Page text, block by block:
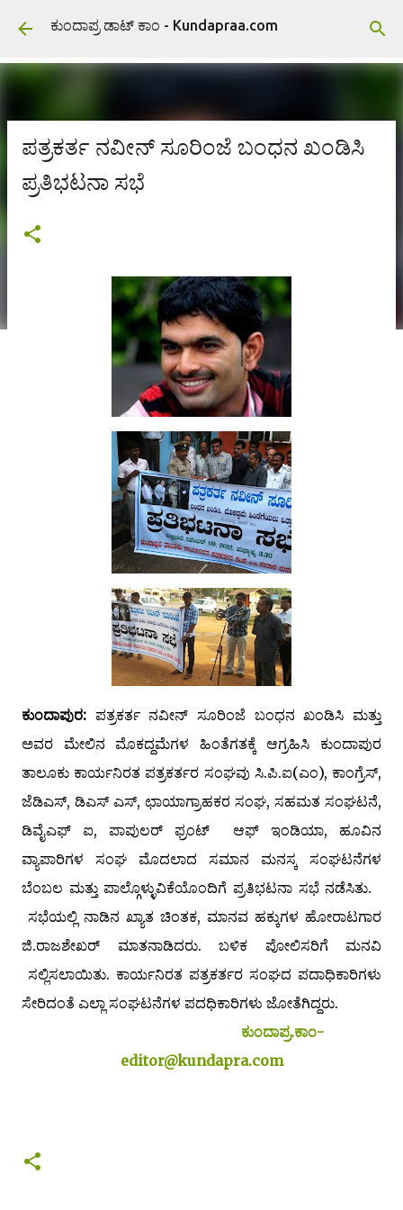
ವಿಷಯಕ್ಕೆ ಹೋಗಿ
ಕುಂದಾಪ್ರ ಡಾಟ್ ಕಾಂ - Kundapraa.com
ಪತ್ರಕರ್ತ ನವೀನ್ ಸೂರಿಂಜೆ ಬಂಧನ ಖಂಡಿಸಿ
ಪ್ರತಿಭಟನಾ ಸಭೆ
ಕುಂದಾಪುರ: ಪತ್ರಕರ್ತ ನವೀನ್ ಸೂರಿಂಜೆ ಬಂಧನ ಖಂಡಿಸಿ ಮತ್ತು
ಅವರ ಮೇಲಿನ ಮೊಕದ್ದಮೆಗಳ ಹಿಂತೆಗತಕ್ಕೆ ಆಗ್ರಹಿಸಿ ಕುಂದಾಪುರ
ತಾಲೂಕು ಕಾರ್ಯನಿರತ ಪತ್ರಕರ್ತರ ಸಂಘವು ಸಿ.ಪಿ.ಐ(ಎಂ), ಕಾಂಗ್ರೆಸ್,
ಜೆಡಿಎಸ್, ಡಿಎಸ್ ಎಸ್, ಛಾಯಾಗ್ರಾಹಕರ ಸಂಘ, ಸಹಮತ ಸಂಘಟನೆ,
ಡಿವೈಎಫ್ ಐ, ಪಾಪುಲರ್ ಫ್ರಂಟ್ ಆಫ್ ಇಂಡಿಯಾ, ಹೂವಿನ
ವ್ಯಾಪಾರಿಗಳ ಸಂಘ ಮೊದಲಾದ ಸಮಾನ ಮನಸ್ಕ ಸಂಘಟನೆಗಳ
ಬೆಂಬಲ ಮತ್ತು ಪಾಲ್ಗೊಳ್ಳುವಿಕೆಯೊಂದಿಗೆ ಪ್ರತಿಭಟನಾ ಸಭೆ ನಡೆಸಿತು.
ಸಭೆಯಲ್ಲಿ ನಾಡಿನ ಖ್ಯಾತ ಚಿಂತಕ, ಮಾನವ ಹಕ್ಕುಗಳ ಹೋರಾಟಗಾರ
ಜಿ.ರಾಜಶೇಖರ್ ಮಾತನಾಡಿದರು. ಬಳಿಕ ಪೋಲಿಸರಿಗೆ ಮನವಿ
ಸಲ್ಲಿಸಲಾಯಿತು. ಕಾರ್ಯನಿರತ ಪತ್ರಕರ್ತರ ಸಂಘದ ಪದಾಧಿಕಾರಿಗಳು
ಸೇರಿದಂತೆ ಎಲ್ಲಾ ಸಂಘಟನೆಗಳ ಪದಧಿಕಾರಿಗಳು ಜೋತೆಗಿದ್ದರು.
ಕುಂದಾಪ್ರ.ಕಾಂ-
editor@kundapra.com